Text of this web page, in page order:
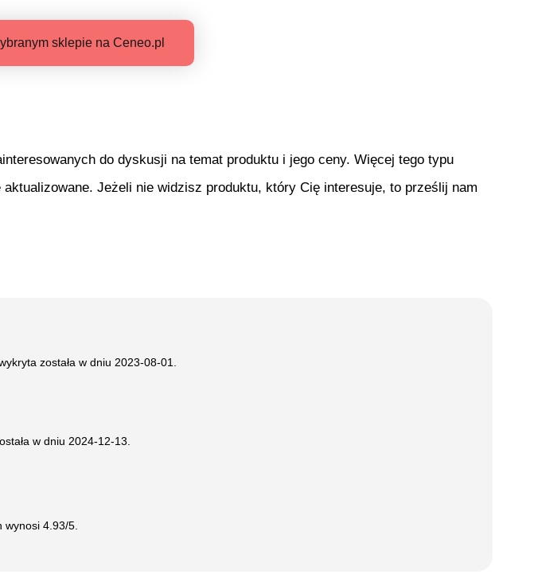
sklepie na Ceneo.pl
do dyskusji na temat produktu i jego ceny. Więcej tego typu
Jeżeli nie widzisz produktu, który Cię interesuje, to prześlij nam
została w dniu 2023-08-01
w dniu 2024-12-13
wynosi 4.93/5.